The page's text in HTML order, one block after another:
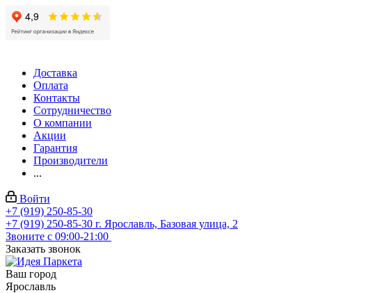
Доставка
Оплата
Контакты
Сотрудничество
О компании
Акции
Гарантия
Производители
...
Войти
+7 (919) 250-85-30
+7 (919) 250-85-30 г. Ярославль, Базовая улица, 2
Звоните с 09:00-21:00
Заказать звонок
Ваш город
Ярославль